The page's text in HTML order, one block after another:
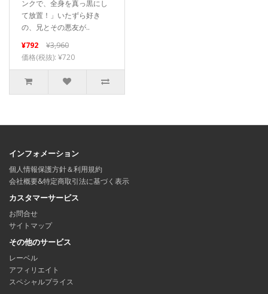
ンクで、全身を真っ黒にし
て放置！」いたずら好き
の、兄とその悪友が..
¥792
¥3,960
価格(税抜): ¥720
インフォメーション
個人情報保護方針＆利用規約
会社概要&特定商取引法に基づく表示
カスタマーサービス
お問合せ
サイトマップ
その他のサービス
レーベル
アフィリエイト
スペシャルプライス